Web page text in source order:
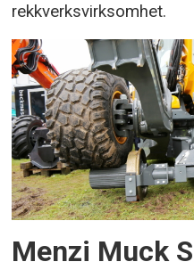
rekkverksvirksomhet.
Menzi Muck